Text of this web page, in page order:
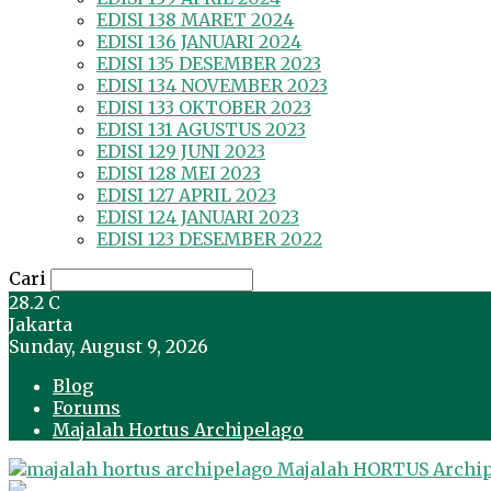
EDISI 138 MARET 2024
EDISI 136 JANUARI 2024
EDISI 135 DESEMBER 2023
EDISI 134 NOVEMBER 2023
EDISI 133 OKTOBER 2023
EDISI 131 AGUSTUS 2023
EDISI 129 JUNI 2023
EDISI 128 MEI 2023
EDISI 127 APRIL 2023
EDISI 124 JANUARI 2023
EDISI 123 DESEMBER 2022
Cari
28.2 C
Jakarta
Sunday, August 9, 2026
Blog
Forums
Majalah Hortus Archipelago
Majalah HORTUS